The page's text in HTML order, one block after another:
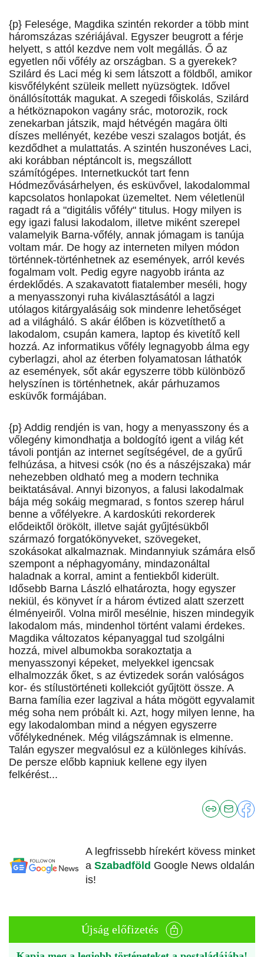
{p} Felesége, Magdika szintén rekorder a több mint
háromszázas szériájával. Egyszer beugrott a férje
helyett, s attól kezdve nem volt megállás. Ő az
egyetlen női vőfély az országban. S a gyerekek?
Szilárd és Laci még ki sem látszott a földből, amikor
kisvőfélyként szüleik mellett nyüzsögtek. Idővel
önállósították magukat. A szegedi főiskolás, Szilárd
a hétköznapokon vagány srác, motorozik, rock
zenekarban játszik, majd hétvégén magára ölti
díszes mellényét, kezébe veszi szalagos botját, és
kezdődhet a mulattatás. A szintén huszonéves Laci,
aki korábban néptáncolt is, megszállott
számítógépes. Internetkuckót tart fenn
Hódmezővásárhelyen, és esküvővel, lakodalommal
kapcsolatos honlapokat üzemeltet. Nem véletlenül
ragadt rá a "digitális vőfély" titulus. Hogy milyen is
egy igazi falusi lakodalom, illetve miként szerepel
valamelyik Barna-vőfély, annak jómagam is tanúja
voltam már. De hogy az interneten milyen módon
történnek-történhetnek az események, arról kevés
fogalmam volt. Pedig egyre nagyobb iránta az
érdeklődés. A szakavatott fiatalember meséli, hogy
a menyasszonyi ruha kiválasztásától a lagzi
utólagos kitárgyalásáig sok mindenre lehetőséget
ad a világháló. S akár élőben is közvetíthető a
lakodalom, csupán kamera, laptop és kivetítő kell
hozzá. Az informatikus vőfély legnagyobb álma egy
cyberlagzi, ahol az éterben folyamatosan láthatók
az események, sőt akár egyszerre több különböző
helyszínen is történhetnek, akár párhuzamos
esküvők formájában.
{p} Addig rendjén is van, hogy a menyasszony és a
vőlegény kimondhatja a boldogító igent a világ két
távoli pontján az internet segítségével, de a gyűrű
felhúzása, a hitvesi csók (no és a nászéjszaka) már
nehezebben oldható meg a modern technika
beiktatásával. Annyi bizonyos, a falusi lakodalmak
bája még sokáig megmarad, s fontos szerep hárul
benne a vőfélyekre. A kardoskúti rekorderek
elődeiktől örökölt, illetve saját gyűjtésükből
származó forgatókönyveket, szövegeket,
szokásokat alkalmaznak. Mindannyiuk számára első
szempont a néphagyomány, mindazonáltal
haladnak a korral, amint a fentiekből kiderült.
Idősebb Barna László elhatározta, hogy egyszer
nekiül, és könyvet ír a három évtized alatt szerzett
élményeiről. Volna miről mesélnie, hiszen mindegyik
lakodalom más, mindenhol történt valami érdekes.
Magdika változatos képanyaggal tud szolgálni
hozzá, mivel albumokba sorakoztatja a
menyasszonyi képeket, melyekkel igencsak
elhalmozzák őket, s az évtizedek során valóságos
kor- és stílustörténeti kollekciót gyűjtött össze. A
Barna família ezer lagzival a háta mögött egyvalamit
még soha nem próbált ki. Azt, hogy milyen lenne, ha
egy lakodalomban mind a négyen egyszerre
vőfélykednének. Még világszámnak is elmenne.
Talán egyszer megvalósul ez a különleges kihívás.
De persze előbb kapniuk kellene egy ilyen
felkérést...
A legfrissebb hírekért kövess minket
a Szabadföld Google News oldalán
is!
Újság előfizetés